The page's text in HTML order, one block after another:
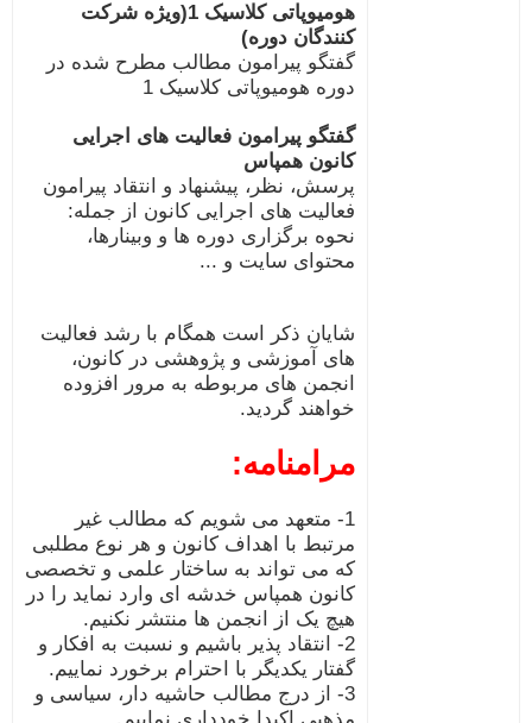
هومیوپاتی کلاسیک 1(ویژه شرکت
کنندگان دوره)
گفتگو پیرامون مطالب مطرح شده در
دوره هومیوپاتی کلاسیک 1
گفتگو پیرامون فعالیت های اجرایی
کانون همپاس
پرسش، نظر، پیشنهاد و انتقاد پیرامون
فعالیت های اجرایی کانون از جمله:
نحوه برگزاری دوره ها و وبینارها،
محتوای سایت و ...
شایان ذکر است همگام با رشد فعالیت
های آموزشی و پژوهشی در کانون،
انجمن های مربوطه به مرور افزوده
خواهند گردید.
مرامنامه:
1- متعهد می شویم که مطالب غیر
مرتبط با اهداف کانون و هر نوع مطلبی
که می تواند به ساختار علمی و تخصصی
کانون همپاس خدشه ای وارد نماید را در
هیچ یک از انجمن ها منتشر نکنیم.
2- انتقاد پذیر باشیم و نسبت به افکار و
گفتار یکدیگر با احترام برخورد نماییم.
3- از درج مطالب حاشیه دار، سیاسی و